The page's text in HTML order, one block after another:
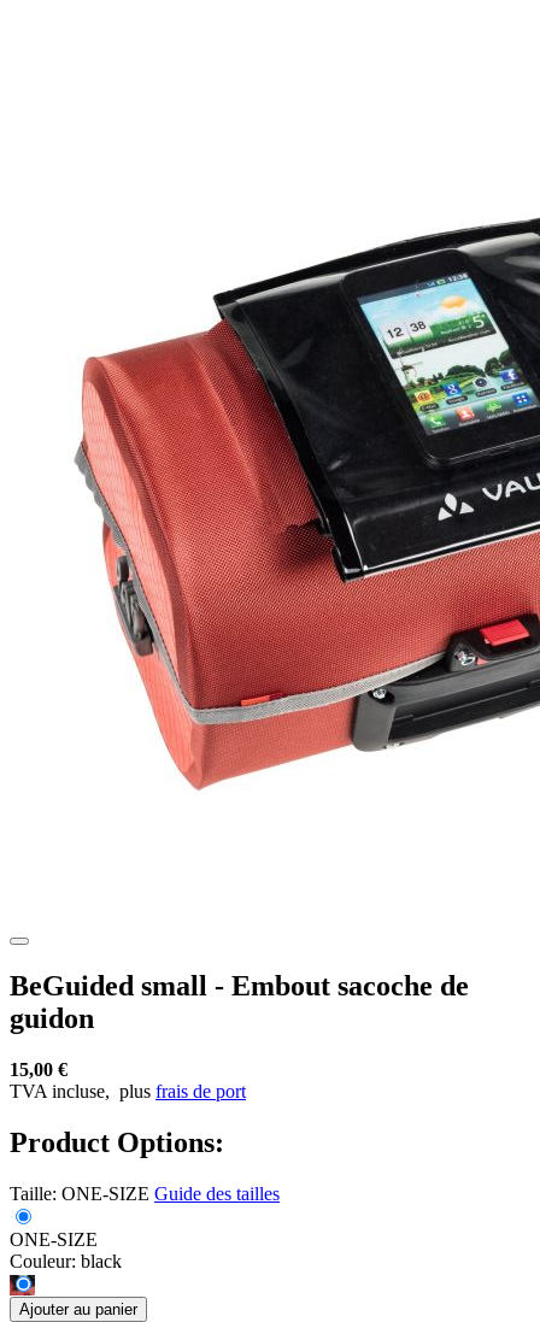
BeGuided small - Embout sacoche de
guidon
15,00 €
TVA incluse, plus frais de port
Product Options:
Taille: ONE-SIZE Guide des tailles
ONE-SIZE
Couleur: black
Ajouter au panier